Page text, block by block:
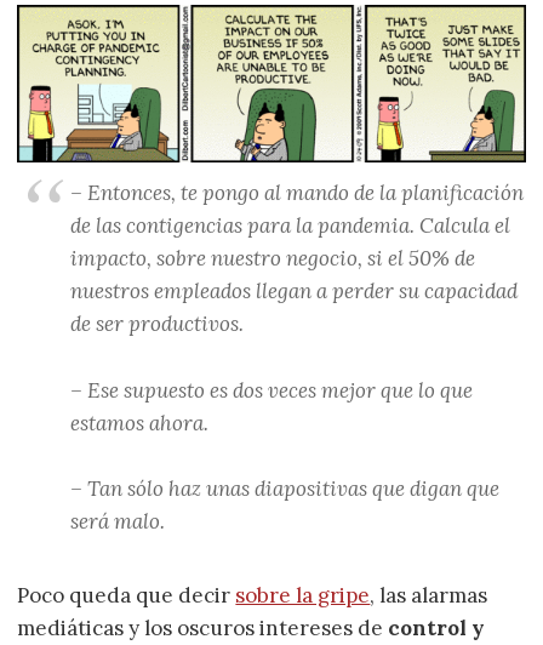
– Entonces, te pongo al mando de la planificación
de las contigencias para la pandemia. Calcula el
impacto, sobre nuestro negocio, si el 50% de
nuestros empleados llegan a perder su capacidad
de ser productivos.
– Ese supuesto es dos veces mejor que lo que
estamos ahora.
– Tan sólo haz unas diapositivas que digan que
será malo.
Poco queda que decir sobre la gripe, las alarmas
mediáticas y los oscuros intereses de control y